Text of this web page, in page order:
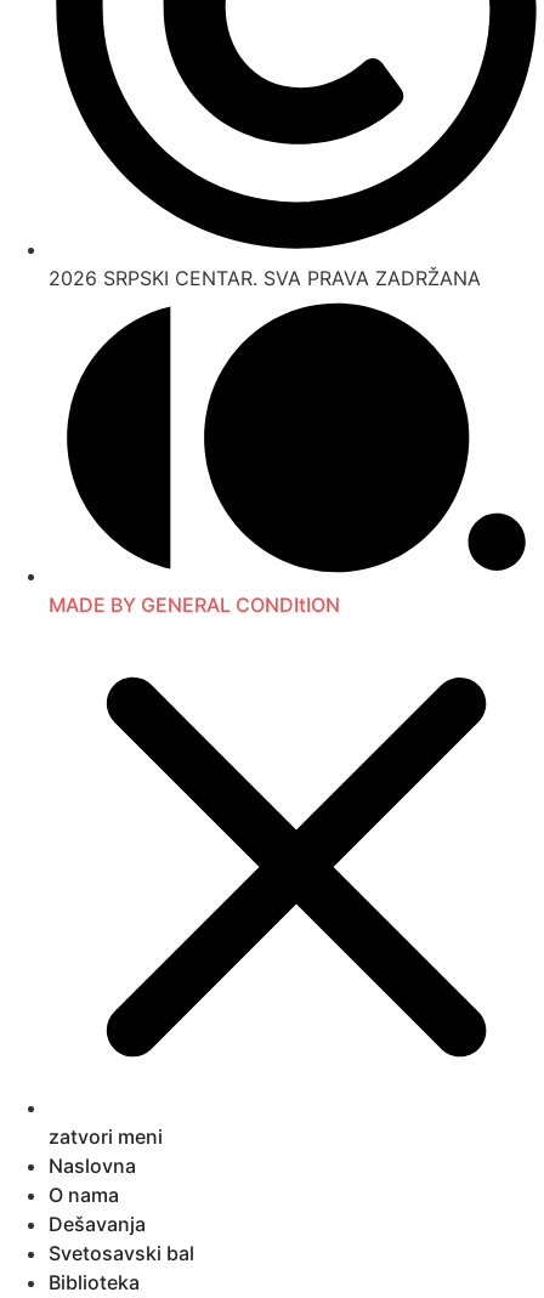
2026 SRPSKI CENTAR. SVA PRAVA ZADRŽANA
MADE BY GENERAL CONDItION
zatvori meni
Naslovna
O nama
Dešavanja
Svetosavski bal
Biblioteka